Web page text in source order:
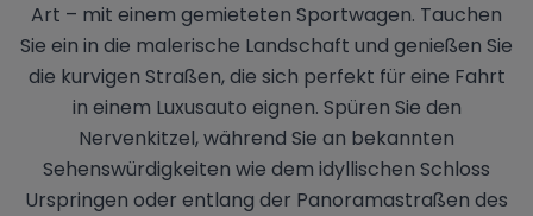
Art – mit einem gemieteten Sportwagen. Tauchen
Sie ein in die malerische Landschaft und genießen Sie
die kurvigen Straßen, die sich perfekt für eine Fahrt
in einem Luxusauto eignen. Spüren Sie den
Nervenkitzel, während Sie an bekannten
Sehenswürdigkeiten wie dem idyllischen Schloss
Urspringen oder entlang der Panoramastraßen des